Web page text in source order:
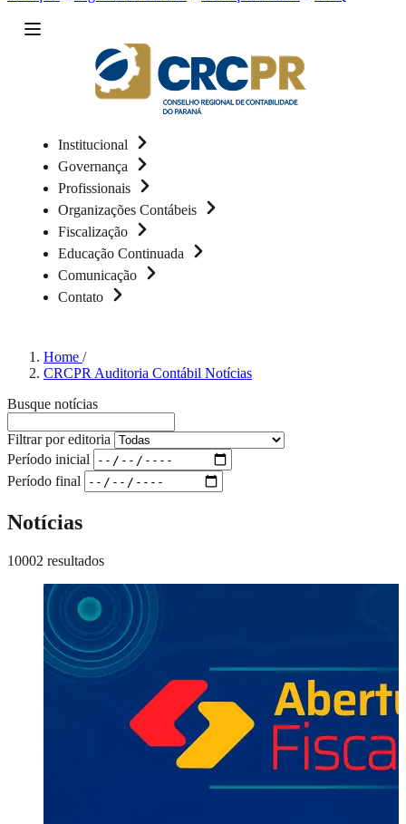
Institucional
Governança
Profissionais
Organizações Contábeis
Fiscalização
Educação Continuada
Comunicação
Contato
Home /
CRCPR Auditoria Contábil Notícias
Busque notícias
Filtrar por editoria
Período inicial
Período final
Notícias
10002 resultados